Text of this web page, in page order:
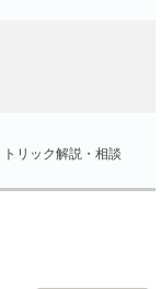
トリック解説・相談